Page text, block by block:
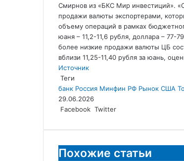
Смирнов из «БКС Мир инвестиций».
продажи валюты экспортерами,
объему операций в рамках
юаня – 11,2-11,6 рубля, доллара – 77-
более низкие продажи валюты ЦБ
вблизи 11,25-11,40 рубля за юань,
Источник
Теги
банк Россия Минфин РФ Рынок США
29.06.2026
Facebook Twitter
электронную
Похожие статьи